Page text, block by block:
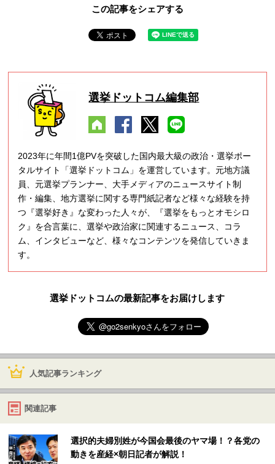
この記事をシェアする
選挙ドットコム編集部
2023年に年間1億PVを突破した国内最大級の政治・選挙ポー
タルサイト「選挙ドットコム」を運営しています。元地方議
員、元選挙プランナー、大手メディアのニュースサイト制
作・編集、地方選挙に関する専門紙記者など様々な経験を持
つ『選挙好き』な変わった人々が、『選挙をもっとオモシロ
ク』を合言葉に、選挙や政治家に関連するニュース、コラ
ム、インタビューなど、様々なコンテンツを発信していきま
す。
選挙ドットコムの最新記事をお届けします
人気記事ランキング
関連記事
選択的夫婦別姓が今国会最後のヤマ場！？各党の
動きを産経×朝日記者が解説！